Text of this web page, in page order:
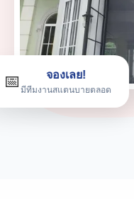
📅 จองเลย!
มีทีมงานสแตนบายตลอด